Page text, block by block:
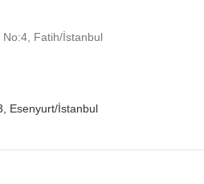
No:4, Fatih/İstanbul
Esenyurt/İstanbul